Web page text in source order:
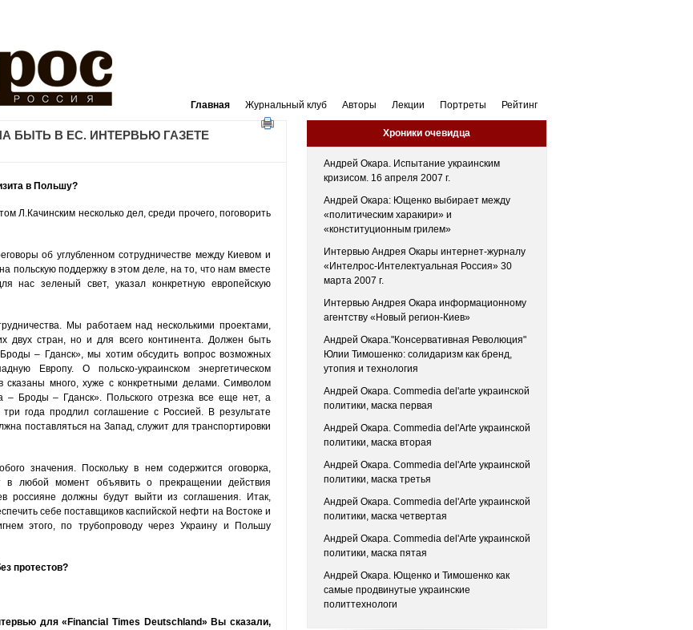
Главная Журнальный клуб Авторы Лекции Портреты Рейтинг
БЫТЬ В ЕС. ИНТЕРВЬЮ ГАЗЕТЕ
в Польшу?
Л.Качинским несколько дел, среди прочего, поговорить
об углубленном сотрудничестве между Киевом и
польскую поддержку в этом деле, на то, что нам вместе
нас зеленый свет, указал конкретную европейскую
Мы работаем над несколькими проектами,
двух стран, но и для всего континента. Должен быть
– Гданск», мы хотим обсудить вопрос возможных
Европу. О польско-украинском энергетическом
сказаны много, хуже с конкретными делами. Символом
Броды – Гданск». Польского отрезка все еще нет, а
года продлил соглашение с Россией. В результате
поставляться на Запад, служит для транспортировки
значения. Поскольку в нем содержится оговорка,
в любой момент объявить о прекращении действия
россияне должны будут выйти из соглашения. Итак,
себе поставщиков каспийской нефти на Востоке и
этого, по трубопроводу через Украину и Польшу
протестов?
для «Financial Times Deutschland» Вы сказали,
Хроники очевидца
Андрей Окара. Испытание украинским
кризисом. 16 апреля 2007 г.
Андрей Окара: Ющенко выбирает между
«политическим харакири» и
«конституционным грилем»
Интервью Андрея Окары интернет-журналу
«Интелрос-Интелектуальная Россия» 30
марта 2007 г.
Интервью Андрея Окара информационному
агентству «Новый регион-Киев»
Андрей Окара."Консервативная Революция"
Юлии Тимошенко: солидаризм как бренд,
утопия и технология
Андрей Окара. Commedia del'arte украинской
политики, маска первая
Андрей Окара. Commedia del'Arte украинской
политики, маска вторая
Андрей Окара. Commedia del'Arte украинской
политики, маска третья
Андрей Окара. Commedia del'Arte украинской
политики, маска четвертая
Андрей Окара. Commedia del'Arte украинской
политики, маска пятая
Андрей Окара. Ющенко и Тимошенко как
самые продвинутые украинские
политтехнологи